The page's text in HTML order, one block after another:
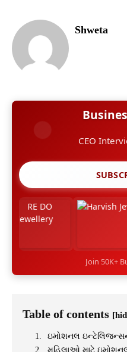
Shweta
CEO
Join 50K+
Table of contents
ઇમોશનલ
મહિલાઓ માટે